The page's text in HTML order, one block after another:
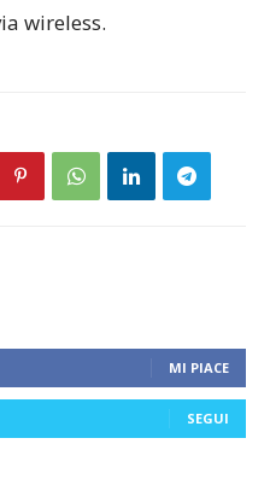
wireless.
MI PIACE
SEGUI